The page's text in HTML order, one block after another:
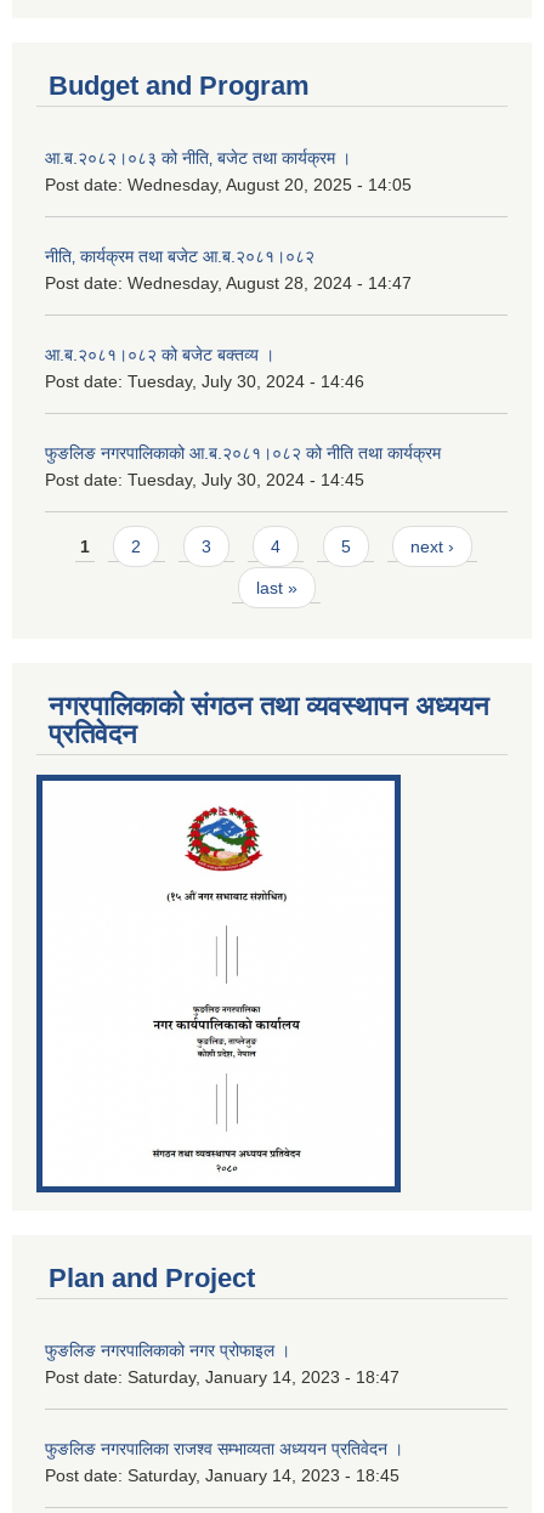
Budget and Program
आ.ब.२०८२।०८३ को नीति‚ बजेट तथा कार्यक्रम ।
Post date: Wednesday, August 20, 2025 - 14:05
नीति‚ कार्यक्रम तथा बजेट आ.ब.२०८१।०८२
Post date: Wednesday, August 28, 2024 - 14:47
आ.ब.२०८१।०८२ को बजेट बक्तव्य ।
Post date: Tuesday, July 30, 2024 - 14:46
फुङलिङ नगरपालिकाको आ.ब.२०८१।०८२ को नीति तथा कार्यक्रम
Post date: Tuesday, July 30, 2024 - 14:45
Pages
1 2 3 4 5 next ›
last »
नगरपालिकाको संगठन तथा व्यवस्थापन अध्ययन
प्रतिवेदन
Plan and Project
फुङलिङ नगरपालिकाको नगर प्रोफाइल ।
Post date: Saturday, January 14, 2023 - 18:47
फुङलिङ नगरपालिका राजश्व सम्भाव्यता अध्ययन प्रतिवेदन ।
Post date: Saturday, January 14, 2023 - 18:45